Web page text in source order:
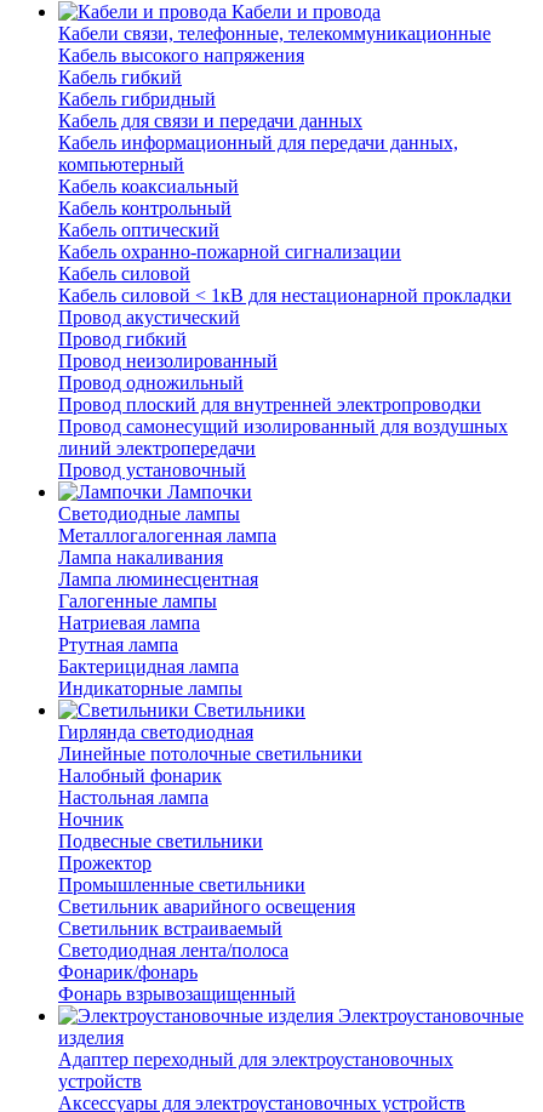
Кабели и провода
Кабели связи, телефонные, телекоммуникационные
Кабель высокого напряжения
Кабель гибкий
Кабель гибридный
Кабель для связи и передачи данных
Кабель информационный для передачи данных,
компьютерный
Кабель коаксиальный
Кабель контрольный
Кабель оптический
Кабель охранно-пожарной сигнализации
Кабель силовой
Кабель силовой < 1кВ для нестационарной прокладки
Провод акустический
Провод гибкий
Провод неизолированный
Провод одножильный
Провод плоский для внутренней электропроводки
Провод самонесущий изолированный для воздушных
линий электропередачи
Провод установочный
Лампочки
Светодиодные лампы
Металлогалогенная лампа
Лампа накаливания
Лампа люминесцентная
Галогенные лампы
Натриевая лампа
Ртутная лампа
Бактерицидная лампа
Индикаторные лампы
Светильники
Гирлянда светодиодная
Линейные потолочные светильники
Налобный фонарик
Настольная лампа
Ночник
Подвесные светильники
Прожектор
Промышленные светильники
Светильник аварийного освещения
Светильник встраиваемый
Светодиодная лента/полоса
Фонарик/фонарь
Фонарь взрывозащищенный
Электроустановочные
изделия
Адаптер переходный для электроустановочных
устройств
Аксессуары для электроустановочных устройств